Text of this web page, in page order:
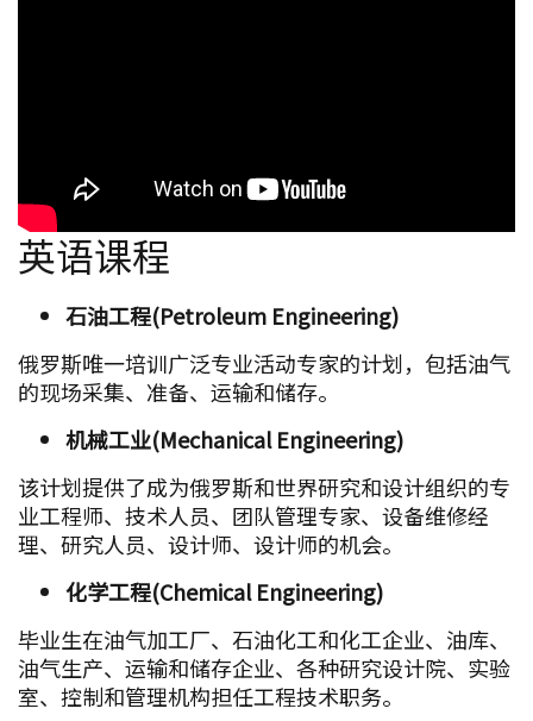
英语课程
石油工程(Petroleum Engineering)
俄罗斯唯一培训广泛专业活动专家的计划，包括油气
的现场采集、准备、运输和储存。
机械工业(Mechanical Engineering)
该计划提供了成为俄罗斯和世界研究和设计组织的专
业工程师、技术人员、团队管理专家、设备维修经
理、研究人员、设计师、设计师的机会。
化学工程(Chemical Engineering)
毕业生在油气加工厂、石油化工和化工企业、油库、
油气生产、运输和储存企业、各种研究设计院、实验
室、控制和管理机构担任工程技术职务。